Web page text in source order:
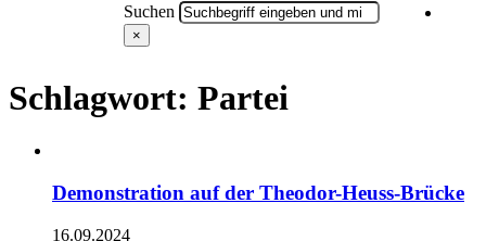
Suchen
×
Schlagwort: Partei
Demonstration auf der Theodor-Heuss-Brücke
16.09.2024